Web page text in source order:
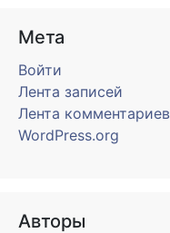
Мета
Войти
Лента записей
Лента комментариев
WordPress.org
Авторы